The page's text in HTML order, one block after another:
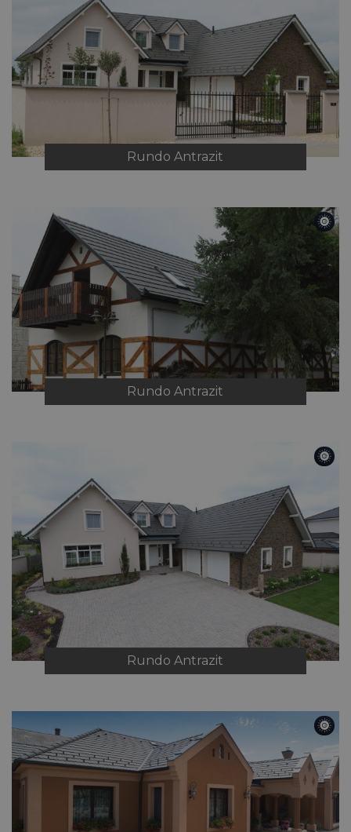
RundoAntrazit
RundoAntrazit
RundoAntrazit